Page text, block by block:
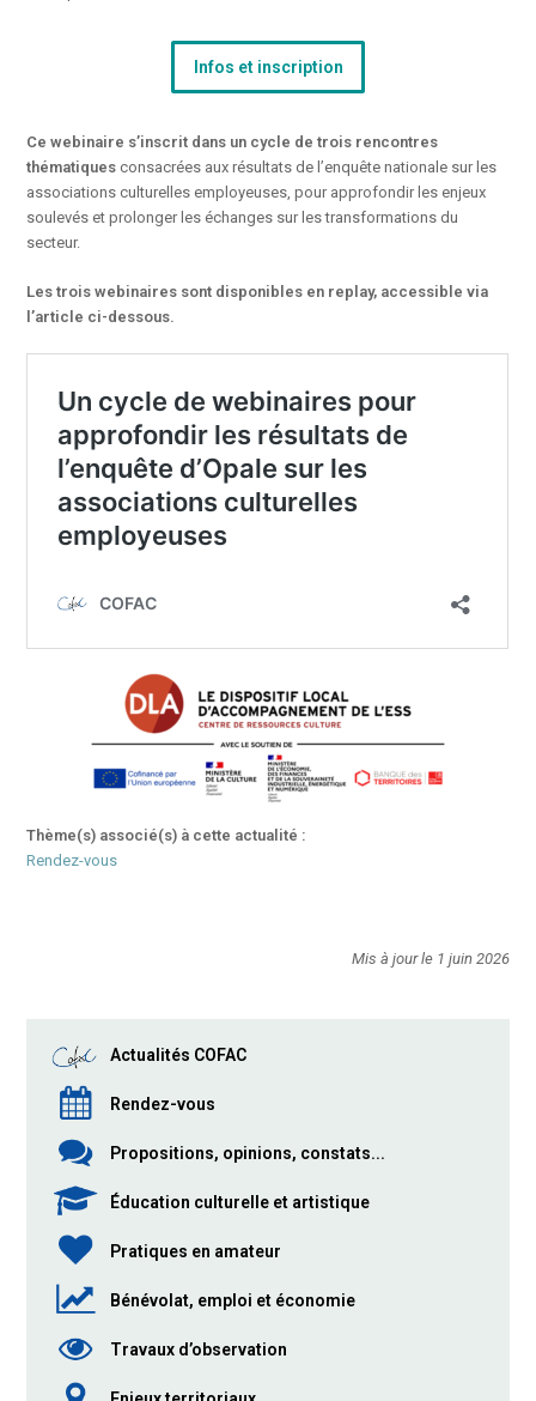
Infos et inscription
Ce webinaire s’inscrit dans un cycle de trois rencontres
thématiques consacrées aux résultats de l’enquête nationale sur les
associations culturelles employeuses, pour approfondir les enjeux
soulevés et prolonger les échanges sur les transformations du
secteur.
Les trois webinaires sont disponibles en replay, accessible via
l’article ci-dessous.
Thème(s) associé(s) à cette actualité :
Rendez-vous
Mis à jour le 1 juin 2026
Actualités COFAC
Rendez-vous
Propositions, opinions, constats...
Éducation culturelle et artistique
Pratiques en amateur
Bénévolat, emploi et économie
Travaux d’observation